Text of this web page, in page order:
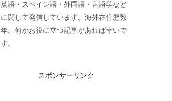
英語・スペイン語・外国語・言語学など
に関して発信しています。海外在住歴数
年。何かお役に立つ記事があれば幸いで
す。
スポンサーリンク